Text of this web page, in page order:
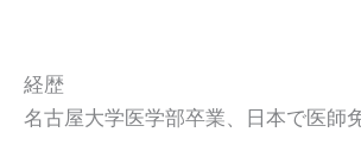
経歴
名古屋大学医学部卒業、日本で医師